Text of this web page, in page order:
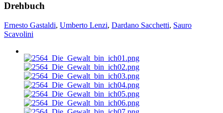
Drehbuch
Ernesto Gastaldi, Umberto Lenzi, Dardano Sacchetti, Sauro
Scavolini